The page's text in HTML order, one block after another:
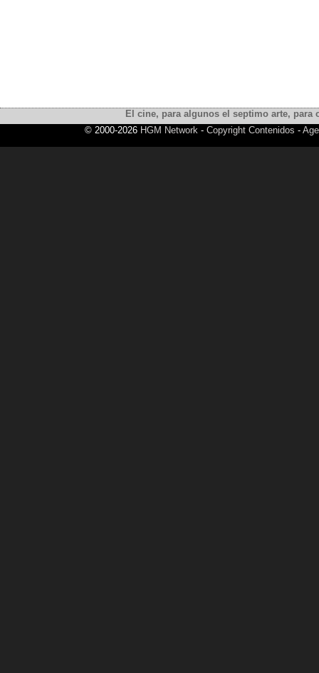
El cine, para algunos el septimo arte,
© 2000-2026 HGM Network - Copyright Contenidos -